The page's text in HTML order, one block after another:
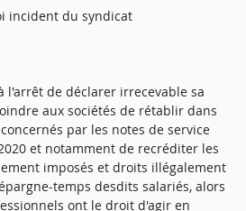
incident du syndicat
l'arrêt de déclarer irrecevable sa
aux sociétés de rétablir dans
par les notes de service
et notamment de recréditer les
imposés et droits illégalement
temps desdits salariés, alors
ont le droit d'agir en